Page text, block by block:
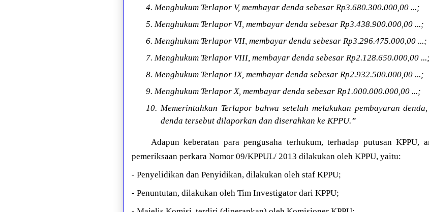
4. Menghukum Terlapor V, membayar denda sebesar Rp3.680.300.000,00 ...;
5. Menghukum Terlapor VI, membayar denda sebesar Rp3.438.900.000,00 ...;
6. Menghukum Terlapor VII, membayar denda sebesar Rp3.296.475.000,00 ...;
7. Menghukum Terlapor VIII, membayar denda sebesar Rp2.128.650.000,00 ...;
8. Menghukum Terlapor IX, membayar denda sebesar Rp2.932.500.000,00 ...;
9. Menghukum Terlapor X, membayar denda sebesar Rp1.000.000.000,00 ...;
10. Memerintahkan Terlapor bahwa setelah melakukan pembayaran
denda tersebut dilaporkan dan diserahkan ke KPPU.”
Adapun keberatan para pengusaha terhukum, terhadap putusan KPPU,
pemeriksaan perkara Nomor 09/KPPUL/ 2013 dilakukan oleh KPPU, yaitu:
- Penyelidikan dan Penyidikan, dilakukan oleh staf KPPU;
- Penuntutan, dilakukan oleh Tim Investigator dari KPPU;